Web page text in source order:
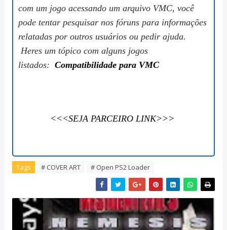
com um jogo acessando um arquivo VMC, você
pode tentar pesquisar nos fóruns para informações
relatadas por outros usuários ou pedir ajuda.
Heres um tópico com alguns jogos
listados: Compatibilidade para VMC
<<<SEJA PARCEIRO LINK>>>
Tags # COVER ART # Open PS2 Loader